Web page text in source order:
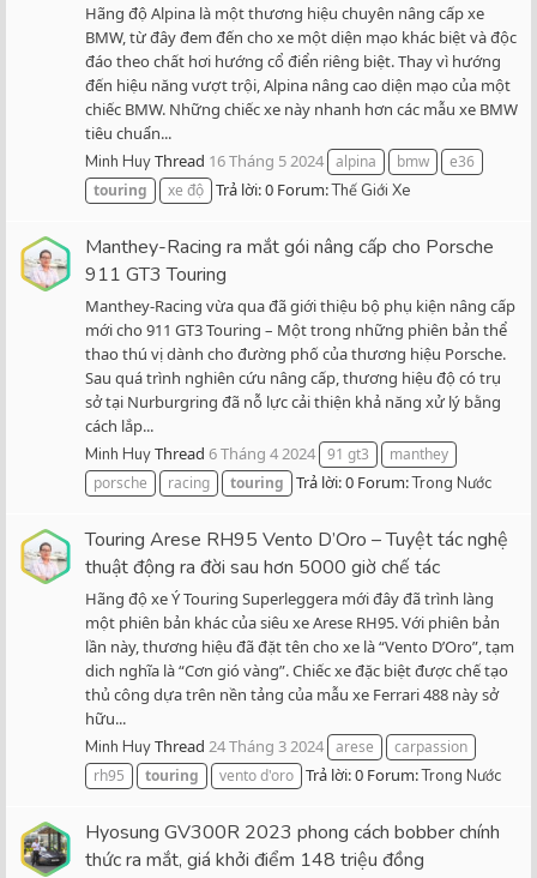
Hãng độ Alpina là một thương hiệu chuyên nâng cấp xe
BMW, từ đây đem đến cho xe một diện mạo khác biệt và độc
đáo theo chất hơi hướng cổ điển riêng biệt. Thay vì hướng
đến hiệu năng vượt trội, Alpina nâng cao diện mạo của một
chiếc BMW. Những chiếc xe này nhanh hơn các mẫu xe BMW
tiêu chuẩn...
Minh HuyThread 16 Tháng 5 2024 alpina bmw
e36
touring
xe độ Trả lời: 0 Forum:Thế Giới Xe
Manthey-Racing ra mắt gói nâng cấp cho Porsche
911 GT3 Touring
Manthey-Racing vừa qua đã giới thiệu bộ phụ kiện nâng cấp
mới cho 911 GT3 Touring – Một trong những phiên bản thể
thao thú vị dành cho đường phố của thương hiệu Porsche.
Sau quá trình nghiên cứu nâng cấp, thương hiệu độ có trụ
sở tại Nurburgring đã nỗ lực cải thiện khả năng xử lý bằng
cách lắp...
Minh HuyThread 6 Tháng 4 2024 91 gt3
manthey
porsche
racing touring Trả lời: 0 Forum:Trong Nước
Touring Arese RH95 Vento D’Oro – Tuyệt tác nghệ
thuật động ra đời sau hơn 5000 giờ chế tác
Hãng độ xe Ý Touring Superleggera mới đây đã trình làng
một phiên bản khác của siêu xe Arese RH95. Với phiên bản
lần này, thương hiệu đã đặt tên cho xe là “Vento D’Oro”, tạm
dich nghĩa là “Cơn gió vàng”. Chiếc xe đặc biệt được chế tạo
thủ công dựa trên nền tảng của mẫu xe Ferrari 488 này sở
hữu...
Minh HuyThread 24 Tháng 3 2024 arese
carpassion
rh95
touring vento d'oro Trả lời: 0 Forum:Trong Nước
Hyosung GV300R 2023 phong cách bobber chính
thức ra mắt, giá khởi điểm 148 triệu đồng